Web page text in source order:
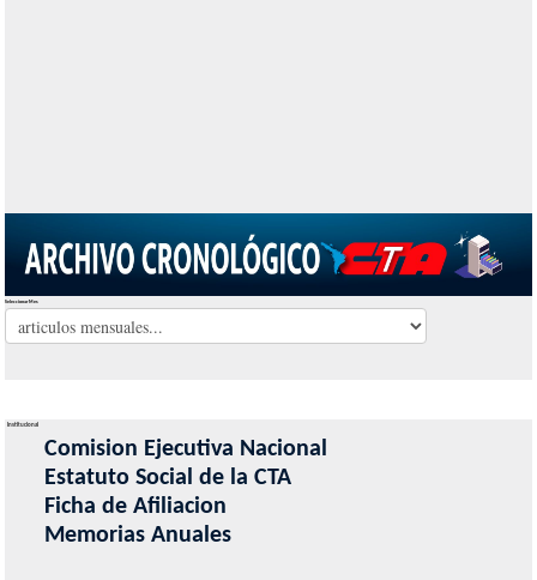
Seleccionar Mes
Institucional
Comision Ejecutiva Nacional
Estatuto Social de la CTA
Ficha de Afiliacion
Memorias Anuales